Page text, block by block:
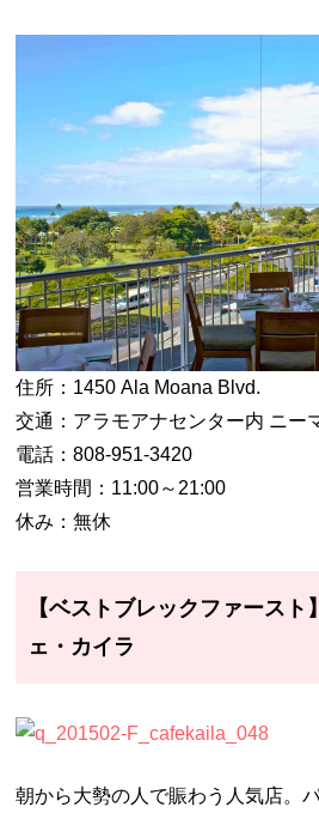
住所：1450 Ala Moana Blvd.
交通：アラモアナセンター内 ニー
電話：808-951-3420
営業時間：11:00～21:00
休み：無休
【ベストブレックファース
ェ・カイラ
朝から大勢の人で賑わう人気店。